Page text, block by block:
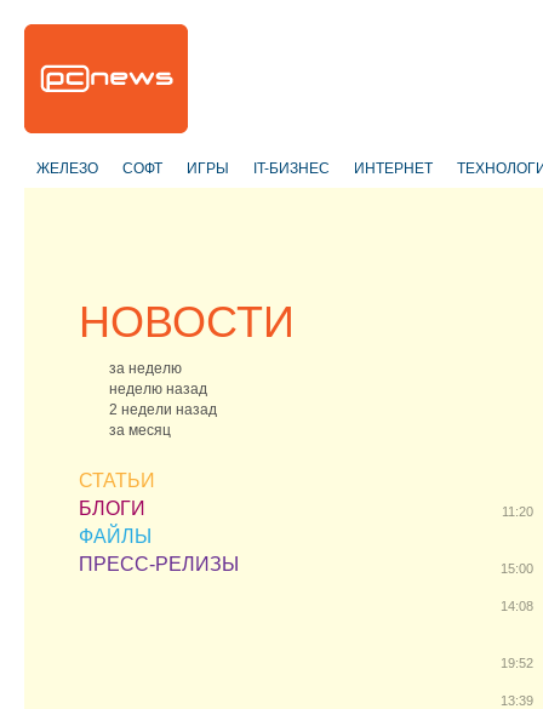
ЖЕЛЕЗО СОФТ ИГРЫ IT-БИЗНЕС ИНТЕРНЕТ
НОВОСТИ
за неделю
неделю назад
2 недели назад
за месяц
СТАТЬИ
БЛОГИ
ФАЙЛЫ
ПРЕСС-РЕЛИЗЫ
11:20
15:00
14:08
19:52
13:39